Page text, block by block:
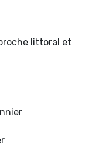
littoral et